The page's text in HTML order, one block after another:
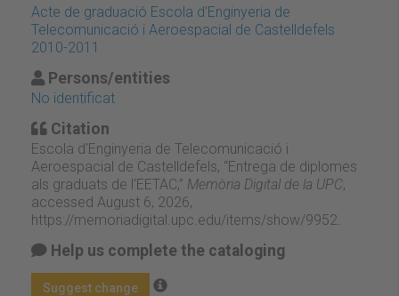
Acte de graduació Escola d'Enginyeria de
Telecomunicació i Aeroespacial de Castelldefels
2010-2011
Persons/entities
No identificat
Citation
Escola d'Enginyeria de Telecomunicació i
Aeroespacial de Castelldefels, “Entrega de diplomes
als graduats de l'EETAC,” Memòria Digital de la UPC,
accessed August 6, 2026,
https://memoriadigital.upc.edu/items/show/9952
Help us complete the cataloging
Suggest change